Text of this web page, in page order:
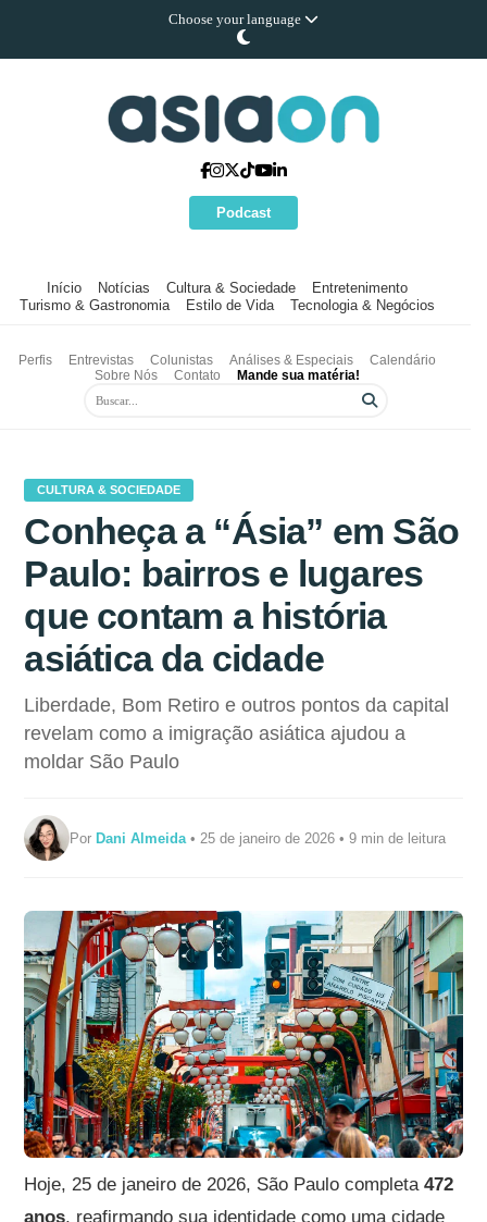
Choose your language
Podcast
Início Notícias Cultura & Sociedade
Entretenimento
Turismo & Gastronomia
Estilo de Vida Tecnologia & Negócios
Perfis Entrevistas Colunistas Análises & Especiais
Calendário
Sobre Nós
Contato Mande sua matéria!
CULTURA & SOCIEDADE
Conheça a “Ásia” em São
Paulo: bairros e lugares
que contam a história
asiática da cidade
Liberdade, Bom Retiro e outros pontos da capital
revelam como a imigração asiática ajudou a
moldar São Paulo
PorDani Almeida • 25 de janeiro de 2026 • 9 min de leitura
Hoje, 25 de janeiro de 2026, São Paulo completa472
anos, reafirmando sua identidade como uma cidade